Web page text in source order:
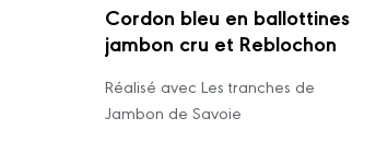
Cordon bleu en ballottines
jambon cru et Reblochon
Réalisé avec Les tranches de
Jambon de Savoie